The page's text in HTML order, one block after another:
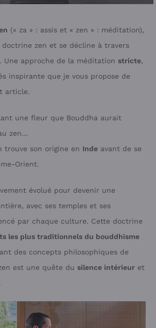
(« za » : assis et « zen » : méditation),
zen et se décline à travers
Une approche de la méditation stricte,
inspirante que je vous propose de
article.
une fleur que Bouddha aurait
zen…
trouve son origine en Inde avant de se
Orient.
évolué pour devenir une
avec ses temples et ses
par chaque culture. Cette doctrine
les plus traditionnels du bouddhisme
des concepts philosophiques de
est une quête du silence intérieur et
.